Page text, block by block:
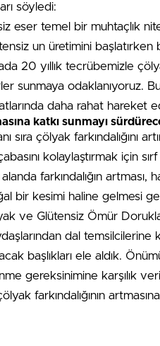
söyledi:
eser temel bir muhtaçlık
un üretimini
20 yıllık tecrübemizle
sunmaya odaklanıyoruz.
daha rahat hareket
katkı sunmayı
sıra çölyak farkındalığını
kolaylaştırmak için
farkındalığın artması,
bir kesimi haline gelmesi
ve Glütensiz Ömür
dal temsilcilerine
başlıkları ele aldık.
gereksinimine karşılık
farkındalığının